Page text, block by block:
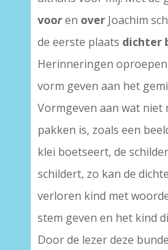
vooren overJoachim
de eerste plaats dichter
Herinneringen
vorm geven aan het
Vormgeven aan wat niet
pakken is, zoals een
klei boetseert, de
schildert, zo kan de
verloren kind met
stem geven en het kind
Door de lezer deze